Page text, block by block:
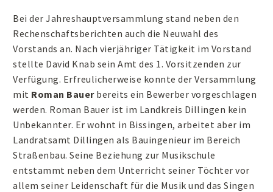
Bei der Jahreshauptversammlung stand neben den
Rechenschaftsberichten auch die Neuwahl des
Vorstands an. Nach vierjähriger Tätigkeit im Vorstand
stellte David Knab sein Amt des 1. Vorsitzenden zur
Verfügung. Erfreulicherweise konnte der Versammlung
mit Roman Bauerbereits ein Bewerber vorgeschlagen
werden. Roman Bauer ist im Landkreis Dillingen kein
Unbekannter. Er wohnt in Bissingen, arbeitet aber im
Landratsamt Dillingen als Bauingenieur im Bereich
Straßenbau. Seine Beziehung zur Musikschule
entstammt neben dem Unterricht seiner Töchter vor
allem seiner Leidenschaft für die Musik und das Singen